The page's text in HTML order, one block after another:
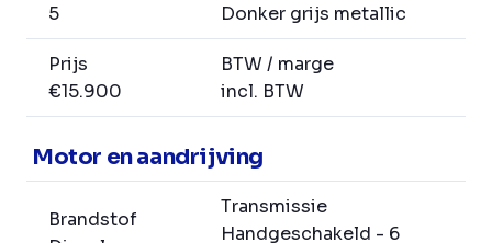
5
Donker grijs metallic
Prijs
€15.900
BTW / marge
incl. BTW
Motor en aandrijving
Brandstof
Transmissie
Handgeschakeld - 6